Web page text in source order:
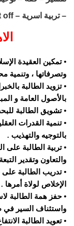
– تربية اسرية – full blast – super goal – lift off
• تمكين العقيدة
وتصرفاتها ، وتنمية
• تزويد الطالبة
بالأصول العامة و
• تشويق الطالبة
• تنمية القدرات
بالتوجيه والتهذيب .
• تربية الطالبة على
والتعاون وتقدير
• تدريب الطالبة
الإخلاص لولاة أمرها .
• حفز همة الطالبة
واستئناف السير في
• تعويد الطالبة